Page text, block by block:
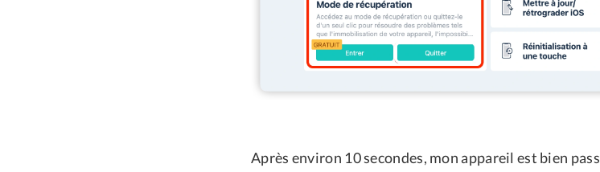
Après environ 10 secondes, mon appareil est bien